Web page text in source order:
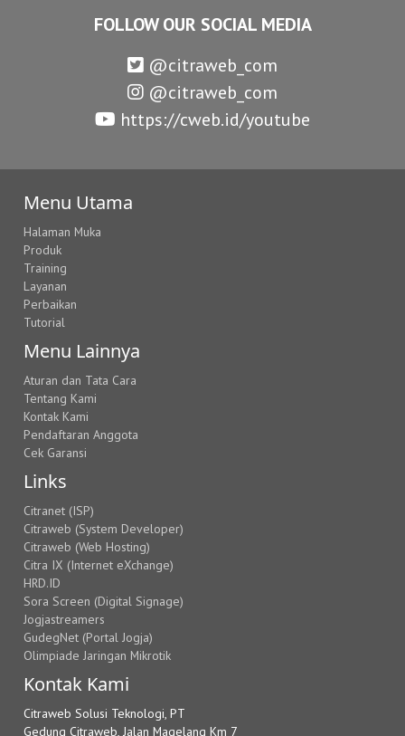
FOLLOW OUR SOCIAL MEDIA
@citraweb_com
@citraweb_com
https://cweb.id/youtube
Menu Utama
Halaman Muka
Produk
Training
Layanan
Perbaikan
Tutorial
Menu Lainnya
Aturan dan Tata Cara
Tentang Kami
Kontak Kami
Pendaftaran Anggota
Cek Garansi
Links
Citranet (ISP)
Citraweb (System Developer)
Citraweb (Web Hosting)
Citra IX (Internet eXchange)
HRD.ID
Sora Screen (Digital Signage)
Jogjastreamers
GudegNet (Portal Jogja)
Olimpiade Jaringan Mikrotik
Kontak Kami
Citraweb Solusi Teknologi, PT
Gedung Citraweb, Jalan Magelang Km 7